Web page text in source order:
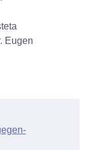
Eugen